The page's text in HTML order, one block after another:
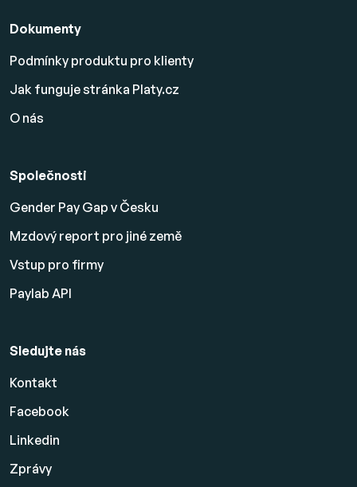
Dokumenty
Podmínky produktu pro klienty
Jak funguje stránka Platy.cz
O nás
Společnosti
Gender Pay Gap v Česku
Mzdový report pro jiné země
Vstup pro firmy
Paylab API
Sledujte nás
Kontakt
Facebook
Linkedin
Zprávy